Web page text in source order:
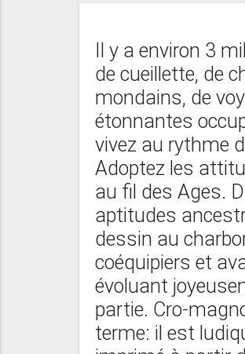
Il y a environ 3
de cueillette, de
mondains, de
étonnantes
vivez au rythme
Adoptez les
au fil des Ages.
aptitudes
dessin au
coéquipiers et
évoluant
partie. Cro-
terme: il est